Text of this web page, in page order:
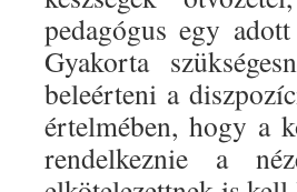
pedagógus egy
Gyakorta
beleérteni a
értelmében, hogy a
rendelkeznie a